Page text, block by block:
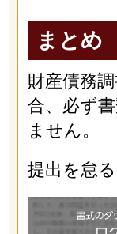
まとめ
財産債務
合、必ず
ません。
提出を怠る